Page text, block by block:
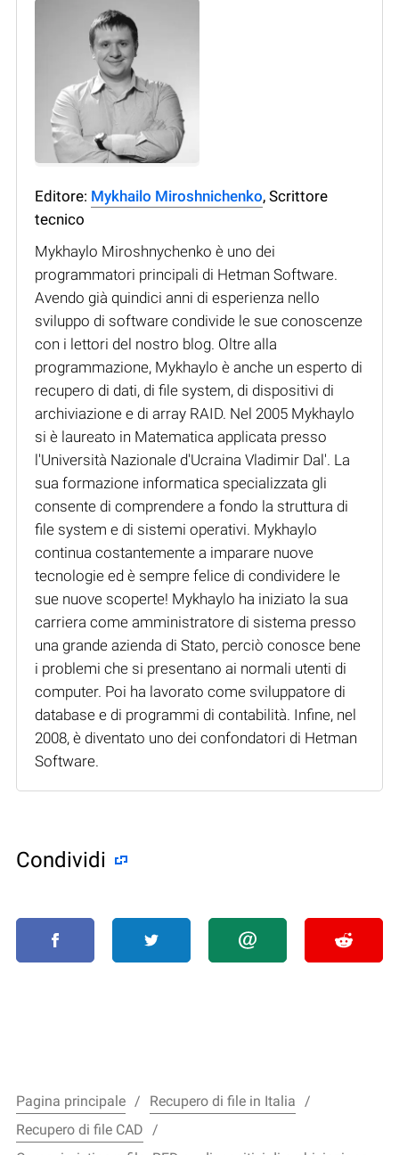
Editore: Mykhailo Miroshnichenko, Scrittore
tecnico
Mykhaylo Miroshnychenko è uno dei
programmatori principali di Hetman Software.
Avendo già quindici anni di esperienza nello
sviluppo di software condivide le sue conoscenze
con i lettori del nostro blog. Oltre alla
programmazione, Mykhaylo è anche un esperto di
recupero di dati, di file system, di dispositivi di
archiviazione e di array RAID. Nel 2005 Mykhaylo
si è laureato in Matematica applicata presso
l'Università Nazionale d'Ucraina Vladimir Dal'. La
sua formazione informatica specializzata gli
consente di comprendere a fondo la struttura di
file system e di sistemi operativi. Mykhaylo
continua costantemente a imparare nuove
tecnologie ed è sempre felice di condividere le
sue nuove scoperte! Mykhaylo ha iniziato la sua
carriera come amministratore di sistema presso
una grande azienda di Stato, perciò conosce bene
i problemi che si presentano ai normali utenti di
computer. Poi ha lavorato come sviluppatore di
database e di programmi di contabilità. Infine, nel
2008, è diventato uno dei confondatori di Hetman
Software.
Condividi
Pagina principale
Recupero di file in Italia
Recupero di file CAD